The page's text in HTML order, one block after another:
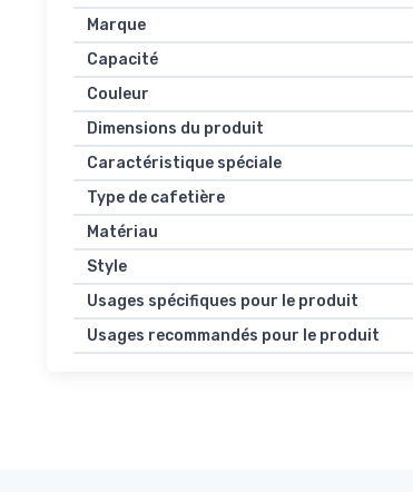
Marque
Capacité
Couleur
Dimensions du produit
Caractéristique spéciale
Type de cafetière
Matériau
Style
Usages spécifiques pour le produit
Usages recommandés pour le produit